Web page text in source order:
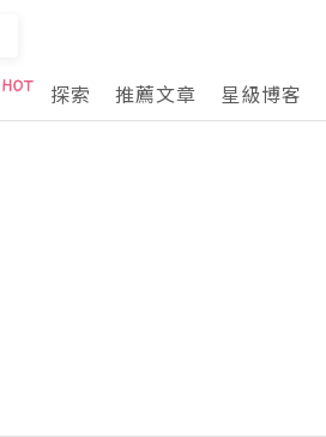
探索 推薦文章 星級博客